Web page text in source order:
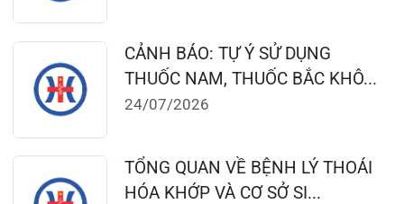
Lịch làm việc:
Giờ làm việc mùa hè (01/4 – 31/10):
Buổi sáng: 06h45’ – 11h45’
Buổi chiều: 13h30’ – 16h30’
Giờ làm việc mùa đông (01/11 – 31/3)
Buổi sáng: 07h15’ – 11h45’
Buổi chiều: 13h30’ – 17h00’
Bệnh viện – Khách sạn cao cấp đầu tiên ở